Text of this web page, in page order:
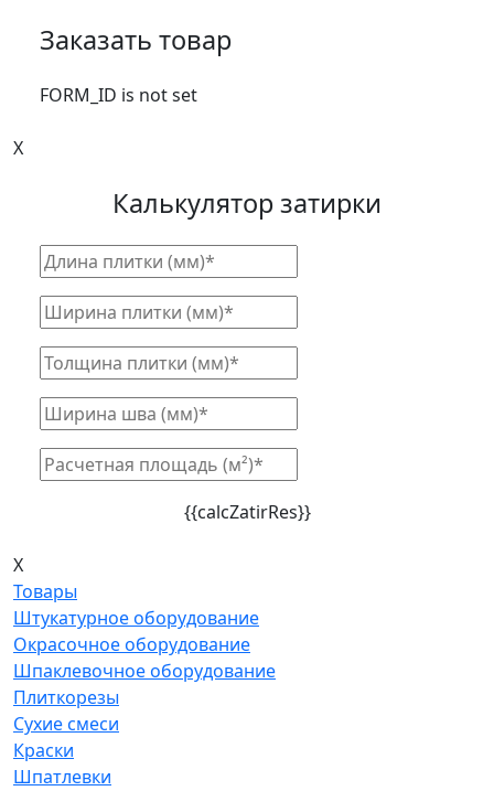
Заказать товар
FORM_ID is not set
X
Калькулятор затирки
{{calcZatirRes}}
X
Товары
Штукатурное оборудование
Окрасочное оборудование
Шпаклевочное оборудование
Плиткорезы
Сухие смеси
Краски
Шпатлевки